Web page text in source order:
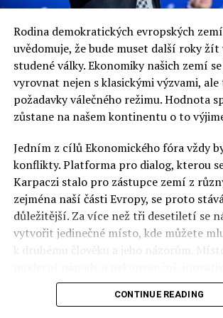
Rodina demokratických evropských
uvědomuje, že bude muset další roky
studené války. Ekonomiky našich zemí
vyrovnat nejen s klasickými výzvami, ale
požadavky válečného režimu. Hodnota
zůstane na našem kontinentu o to
Jedním z cílů Ekonomického fóra vždy
konflikty. Platforma pro dialog, kterou
Karpaczi stalo pro zástupce zemí z
zejména naší části Evropy, se proto
důležitější. Za více než tři desetiletí se
vytvořit jedinečné místo, kde můžete
k druhému člověku a jeho názorům.
Polsko musí mít instituce, jejichž
CONTINUE READING